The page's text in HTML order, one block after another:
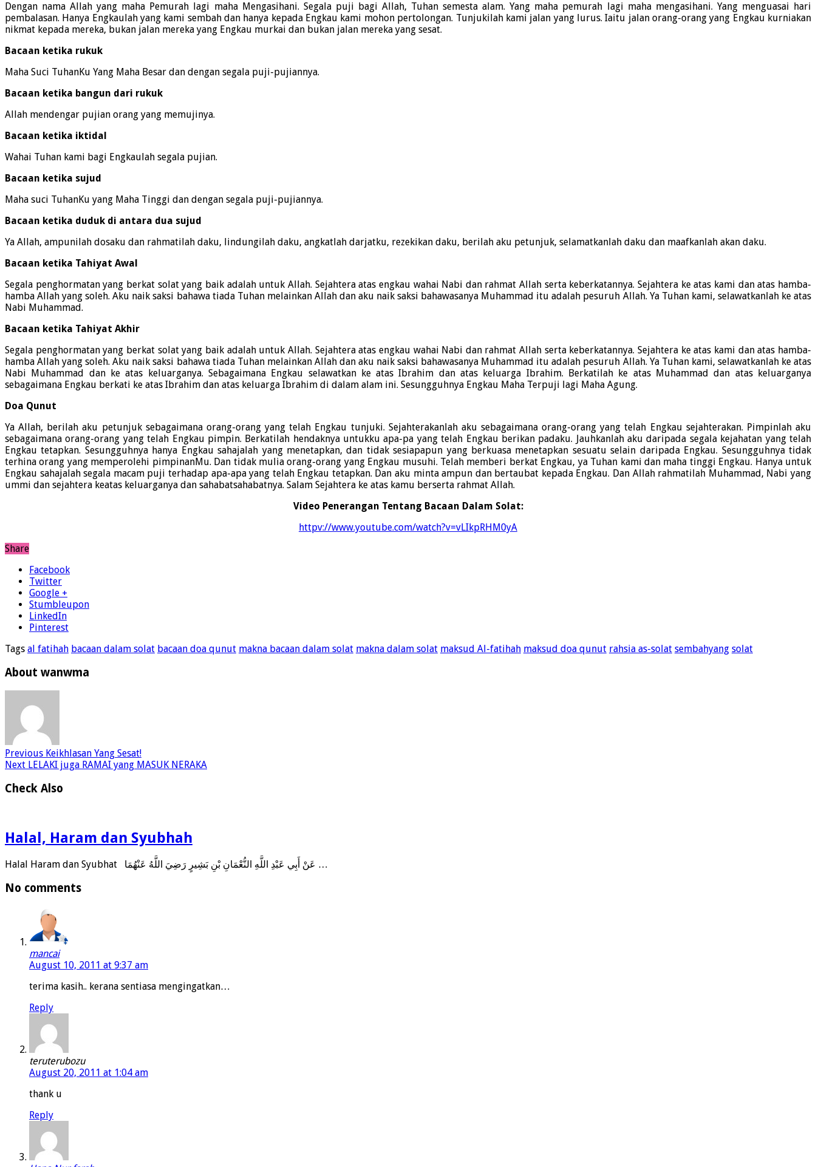
Dengan nama Allah yang maha Pemurah lagi maha Mengasihani. Segala puji bagi Allah, Tuhan semesta alam. Yang maha pemurah lagi maha mengasihani. Yang menguasai hari
pembalasan. Hanya Engkaulah yang kami sembah dan hanya kepada Engkau kami mohon pertolongan. Tunjukilah kami jalan yang lurus. Iaitu jalan orang-orang yang Engkau kurniakan
nikmat kepada mereka, bukan jalan mereka yang Engkau murkai dan bukan jalan mereka yang sesat.
Bacaan ketika rukuk
Maha Suci TuhanKu Yang Maha Besar dan dengan segala puji-pujiannya.
Bacaan ketika bangun dari rukuk
Allah mendengar pujian orang yang memujinya.
Bacaan ketika iktidal
Wahai Tuhan kami bagi Engkaulah segala pujian.
Bacaan ketika sujud
Maha suci TuhanKu yang Maha Tinggi dan dengan segala puji-pujiannya.
Bacaan ketika duduk di antara dua sujud
Ya Allah, ampunilah dosaku dan rahmatilah daku, lindungilah daku, angkatlah darjatku, rezekikan daku, berilah aku petunjuk, selamatkanlah daku dan maafkanlah akan daku.
Bacaan ketika Tahiyat Awal
Segala penghormatan yang berkat solat yang baik adalah untuk Allah. Sejahtera atas engkau wahai Nabi dan rahmat Allah serta keberkatannya. Sejahtera ke atas kami dan atas hamba-
hamba Allah yang soleh. Aku naik saksi bahawa tiada Tuhan melainkan Allah dan aku naik saksi bahawasanya Muhammad itu adalah pesuruh Allah. Ya Tuhan kami, selawatkanlah ke atas
Nabi Muhammad.
Bacaan ketika Tahiyat Akhir
Segala penghormatan yang berkat solat yang baik adalah untuk Allah. Sejahtera atas engkau wahai Nabi dan rahmat Allah serta keberkatannya. Sejahtera ke atas kami dan atas hamba-
hamba Allah yang soleh. Aku naik saksi bahawa tiada Tuhan melainkan Allah dan aku naik saksi bahawasanya Muhammad itu adalah pesuruh Allah. Ya Tuhan kami, selawatkanlah ke atas
Nabi Muhammad dan ke atas keluarganya. Sebagaimana Engkau selawatkan ke atas Ibrahim dan atas keluarga Ibrahim. Berkatilah ke atas Muhammad dan atas keluarganya
sebagaimana Engkau berkati ke atas Ibrahim dan atas keluarga Ibrahim di dalam alam ini. Sesungguhnya Engkau Maha Terpuji lagi Maha Agung.
Doa Qunut
Ya Allah, berilah aku petunjuk sebagaimana orang-orang yang telah Engkau tunjuki. Sejahterakanlah aku sebagaimana orang-orang yang telah Engkau sejahterakan. Pimpinlah aku
sebagaimana orang-orang yang telah Engkau pimpin. Berkatilah hendaknya untukku apa-pa yang telah Engkau berikan padaku. Jauhkanlah aku daripada segala kejahatan yang telah
Engkau tetapkan. Sesungguhnya hanya Engkau sahajalah yang menetapkan, dan tidak sesiapapun yang berkuasa menetapkan sesuatu selain daripada Engkau. Sesungguhnya tidak
terhina orang yang memperolehi pimpinanMu. Dan tidak mulia orang-orang yang Engkau musuhi. Telah memberi berkat Engkau, ya Tuhan kami dan maha tinggi Engkau. Hanya untuk
Engkau sahajalah segala macam puji terhadap apa-apa yang telah Engkau tetapkan. Dan aku minta ampun dan bertaubat kepada Engkau. Dan Allah rahmatilah Muhammad, Nabi yang
ummi dan sejahtera keatas keluarganya dan sahabatsahabatnya. Salam Sejahtera ke atas kamu berserta rahmat Allah.
Video Penerangan Tentang Bacaan Dalam Solat:
httpv://www.youtube.com/watch?v=vLIkpRHM0yA
Share
Facebook
Twitter
Google +
Stumbleupon
LinkedIn
Pinterest
Tags al fatihah bacaan dalam solat bacaan doa qunut makna bacaan dalam solat makna dalam solat maksud Al-fatihah maksud doa qunut rahsia as-solat sembahyang solat
About wanwma
Previous Keikhlasan Yang Sesat!
Next LELAKI juga RAMAI yang MASUK NERAKA
Check Also
Halal, Haram dan Syubhah
Halal Haram dan Syubhat عَنْ أَبِي عَبْدِ اللَّهِ النُّعْمَانِ بْنِ بَشِيرٍ رَضِيَ اللَّهُ عَنْهُمَا …
No comments
mancai
August 10, 2011 at 9:37 am
terima kasih.. kerana sentiasa mengingatkan…
Reply
teruterubozu
August 20, 2011 at 1:04 am
thank u
Reply